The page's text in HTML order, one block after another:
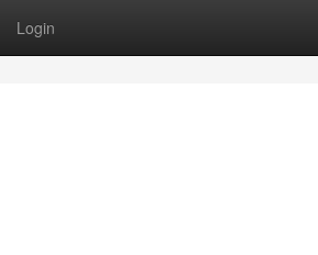
Login